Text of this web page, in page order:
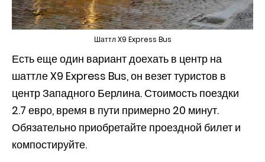
Шаттл X9 Express Bus
Есть еще один вариант доехать в центр на
шаттле X9 Express Bus, он везет туристов в
центр Западного Берлина. Стоимость поездки
2.7 евро, время в пути примерно 20 минут.
Обязательно приобретайте проездной билет и
компостируйте.